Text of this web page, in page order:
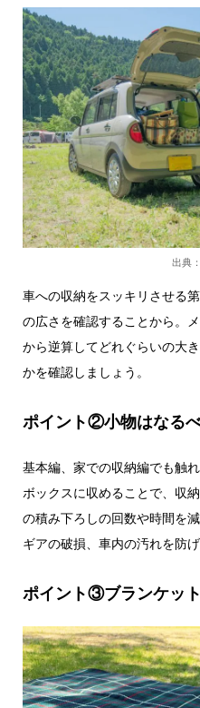
出典：
車への収納をスッキリさせる
の広さを確認することから。
から逆算してどれぐらいの大
かを確認しましょう。
ポイント②小物はなる
基本編、家での収納編でも触
ボックスに収めることで、収
の積み下ろしの回数や時間を
ギアの破損、車内の汚れを防
ポイント③ブランケッ